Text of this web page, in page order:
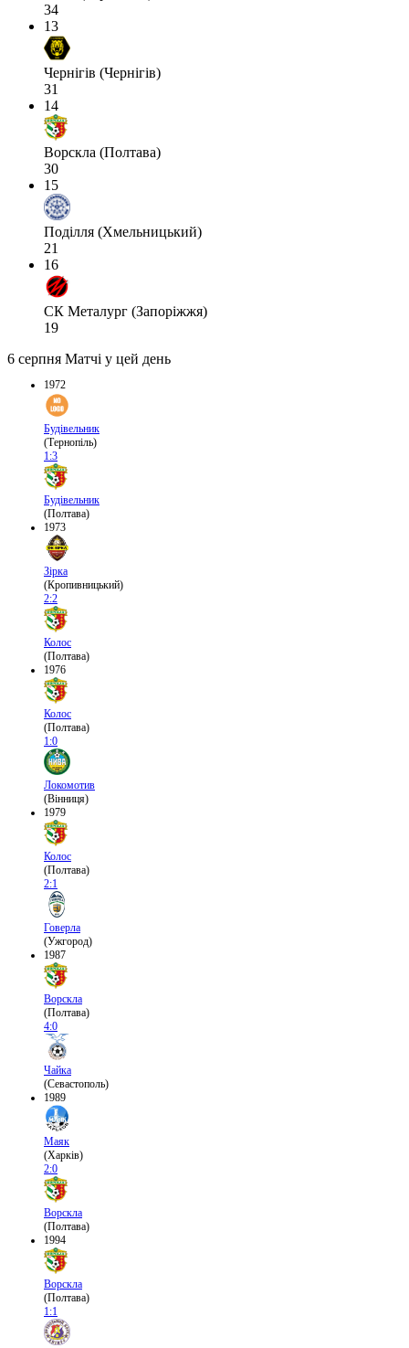
34
13
Чернігів (Чернігів)
31
14
Ворскла (Полтава)
30
15
Поділля (Хмельницький)
21
16
СК Металург (Запоріжжя)
19
6 серпня Матчі у цей день
1972
Будівельник
(Тернопіль)
1:3
Будівельник
(Полтава)
1973
Зірка
(Кропивницький)
2:2
Колос
(Полтава)
1976
Колос
(Полтава)
1:0
Локомотив
(Вінниця)
1979
Колос
(Полтава)
2:1
Говерла
(Ужгород)
1987
Ворскла
(Полтава)
4:0
Чайка
(Севастополь)
1989
Маяк
(Харків)
2:0
Ворскла
(Полтава)
1994
Ворскла
(Полтава)
1:1